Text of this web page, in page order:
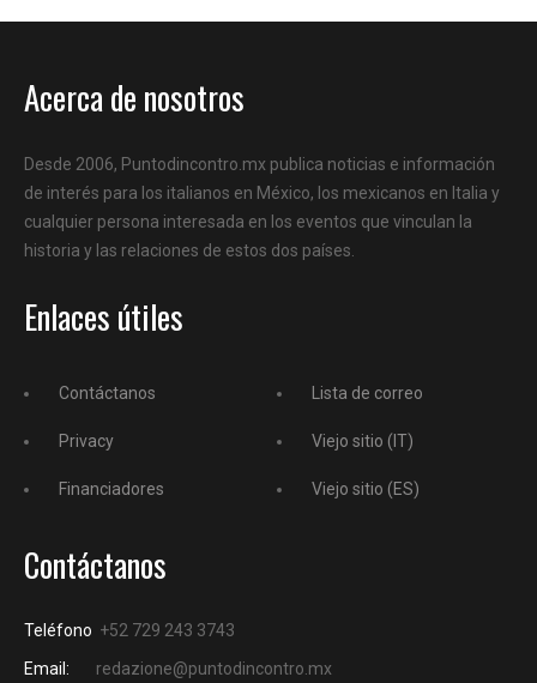
Acerca de nosotros
Desde 2006, Puntodincontro.mx publica noticias e información
de interés para los italianos en México, los mexicanos en Italia y
cualquier persona interesada en los eventos que vinculan la
historia y las relaciones de estos dos países.
Enlaces útiles
Contáctanos
Privacy
Financiadores
Lista de correo
Viejo sitio (IT)
Viejo sitio (ES)
Contáctanos
Teléfono +52 729 243 3743
Email:
redazione@puntodincontro.mx